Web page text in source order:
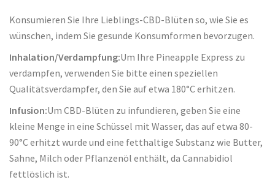
Konsumieren Sie Ihre Lieblings-CBD-Blüten so, wie Sie es
wünschen, indem Sie gesunde Konsumformen bevorzugen.
Inhalation/Verdampfung:Um Ihre Pineapple Express zu
verdampfen, verwenden Sie bitte einen speziellen
Qualitätsverdampfer, den Sie auf etwa 180°C erhitzen.
Infusion:Um CBD-Blüten zu infundieren, geben Sie eine
kleine Menge in eine Schüssel mit Wasser, das auf etwa 80-
90°C erhitzt wurde und eine fetthaltige Substanz wie Butter,
Sahne, Milch oder Pflanzenöl enthält, da Cannabidiol
fettlöslich ist.